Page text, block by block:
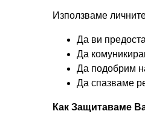
Използваме
Да ви
Да
Да подобрим
Да спазваме
Как Защитаваме